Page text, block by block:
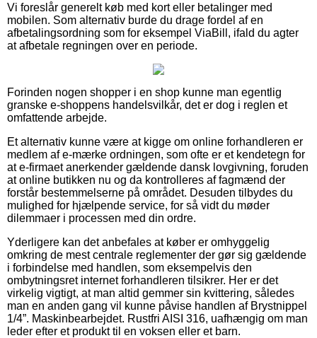
Vi foreslår generelt køb med kort eller betalinger med
mobilen. Som alternativ burde du drage fordel af en
afbetalingsordning som for eksempel ViaBill, ifald du agter
at afbetale regningen over en periode.
Forinden nogen shopper i en shop kunne man egentlig
granske e-shoppens handelsvilkår, det er dog i reglen et
omfattende arbejde.
Et alternativ kunne være at kigge om online forhandleren er
medlem af e-mærke ordningen, som ofte er et kendetegn for
at e-firmaet anerkender gældende dansk lovgivning, foruden
at online butikken nu og da kontrolleres af fagmænd der
forstår bestemmelserne på området. Desuden tilbydes du
mulighed for hjælpende service, for så vidt du møder
dilemmaer i processen med din ordre.
Yderligere kan det anbefales at køber er omhyggelig
omkring de mest centrale reglementer der gør sig gældende
i forbindelse med handlen, som eksempelvis den
ombytningsret internet forhandleren tilsikrer. Her er det
virkelig vigtigt, at man altid gemmer sin kvittering, således
man en anden gang vil kunne påvise handlen af Brystnippel
1/4”. Maskinbearbejdet. Rustfri AISI 316, uafhængig om man
leder efter et produkt til en voksen eller et barn.